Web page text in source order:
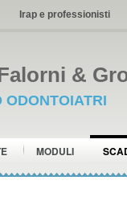
Irap e professionisti
&
ODONTOIATRI
MODULI